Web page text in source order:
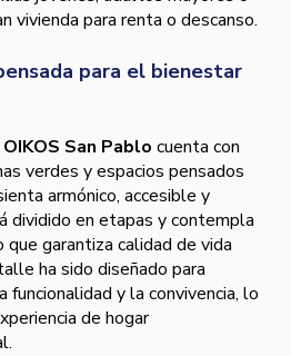
vivienda para renta o descanso.
para el bienestar
OIKOS San Pablo cuenta con
verdes y espacios pensados
armónico, accesible y
dividido en etapas y contempla
garantiza calidad de vida
ha sido diseñado para
funcionalidad y la convivencia, lo
de hogar